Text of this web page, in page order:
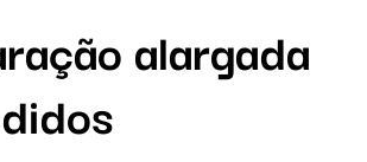
alargada